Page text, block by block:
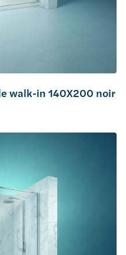
walk-in 140X200 noir